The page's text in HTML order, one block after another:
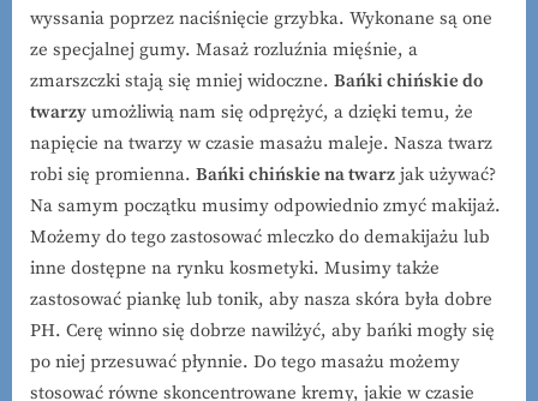
wyssania poprzez naciśnięcie grzybka. Wykonane są one
ze specjalnej gumy. Masaż rozluźnia mięśnie, a
zmarszczki stają się mniej widoczne. Bańki chińskie do
twarzy umożliwią nam się odprężyć, a dzięki temu, że
napięcie na twarzy w czasie masażu maleje. Nasza twarz
robi się promienna. Bańki chińskie na twarz jak używać?
Na samym początku musimy odpowiednio zmyć makijaż.
Możemy do tego zastosować mleczko do demakijażu lub
inne dostępne na rynku kosmetyki. Musimy także
zastosować piankę lub tonik, aby nasza skóra była dobre
PH. Cerę winno się dobrze nawilżyć, aby bańki mogły się
po niej przesuwać płynnie. Do tego masażu możemy
stosować równe skoncentrowane kremy, jakie w czasie